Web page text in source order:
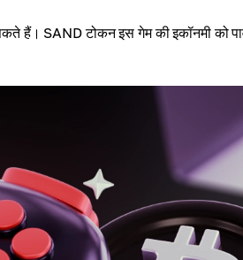
हैं। SAND टोकन इस गेम की इकॉनमी को